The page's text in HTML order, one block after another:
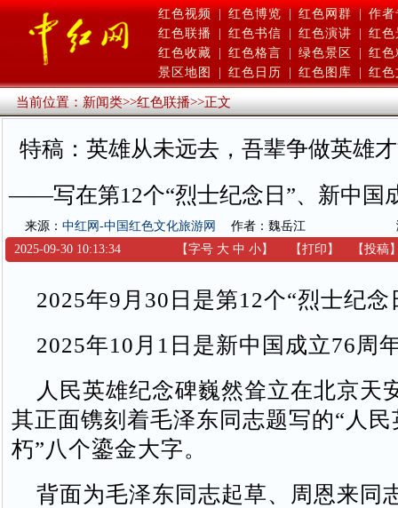
红色视频 | 红色博览 | 红色网群 | 作者
红色联播
红色书信 红色演讲
红色
红色收藏
红色格言 绿色景区
红色
景区地图
红色日历 红色图库 红色
当前位置：新闻类>>红色联播>>正文
特稿：英雄从未远去，吾辈争做英雄
——写在第12个“烈士纪念日”、新中国
来源： 中红网-中国红色文化旅游网 作者：魏岳江
2025-09-30 10:13:34
【字号 大 中 小】 【打印 】 【投稿
2025年9月30日是第12个“烈士纪念
2025年10月1日是新中国成立76周
人民英雄纪念碑巍然耸立在北京天
其正面镌刻着毛泽东同志题写的“人
朽”八个鎏金大字。
背面为毛泽东同志起草、周恩来同